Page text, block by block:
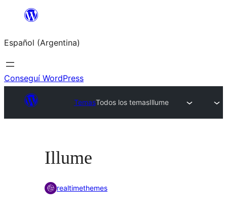
Saltar
contenido
Español (Argentina)
Conseguí WordPress
TemasTodos los temasIllume
Illume
realtimethemes